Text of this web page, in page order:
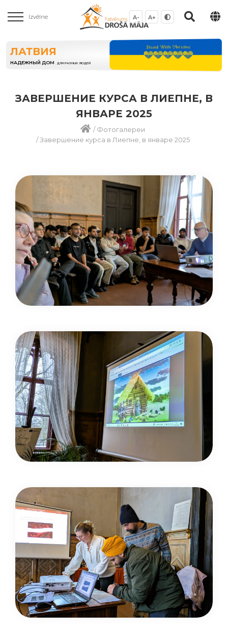
Izvēlne A- A+
ЛАТВИЯ
НАДЕЖНЫЙ ДОМ ДЛЯ РАЗНЫХ ЛЮДЕЙ
ЗАВЕРШЕНИЕ КУРСА В ЛИЕПНЕ, В
ЯНВАРЕ 2025
/Фотогалереи
/Завершение курса в Лиепне, в январе 2025